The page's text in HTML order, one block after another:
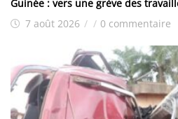
Guinée : vers une grève des
7 août 2026 / / 0 commentaire